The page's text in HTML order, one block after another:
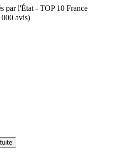
par l'État - TOP 10 France
avis)